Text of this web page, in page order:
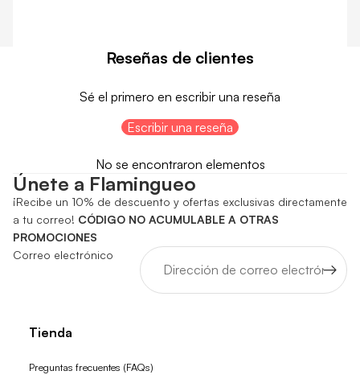
Reseñas de clientes
Sé el primero en escribir una reseña
Escribir una reseña
No se encontraron elementos
Únete a Flamingueo
¡Recibe un 10% de descuento y ofertas exclusivas directamente
a tu correo! CÓDIGO NO ACUMULABLE A OTRAS
PROMOCIONES
Correo electrónico
Tienda
Preguntas frecuentes (FAQs)